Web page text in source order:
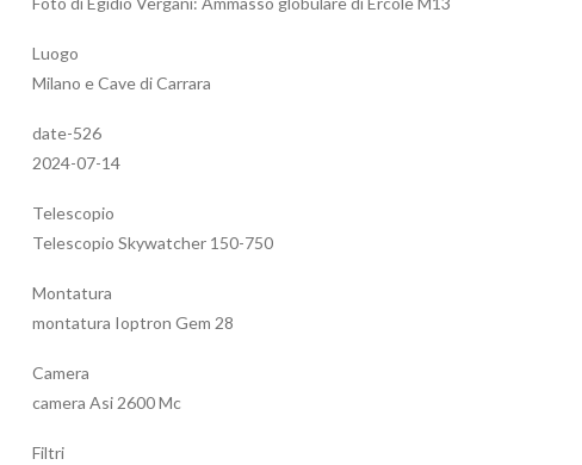
Luogo
Milano e Cave di Carrara
date-526
2024-07-14
Telescopio
Telescopio Skywatcher 150-750
Montatura
montatura Ioptron Gem 28
Camera
camera Asi 2600 Mc
Filtri